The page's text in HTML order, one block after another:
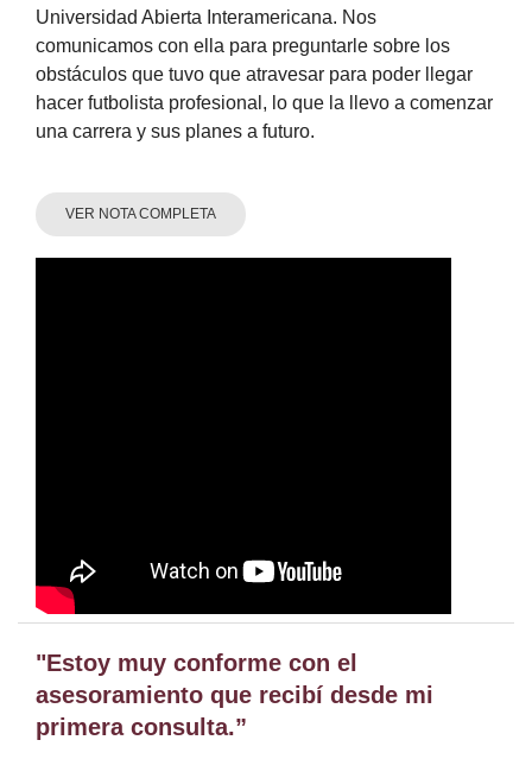
Universidad Abierta Interamericana. Nos
comunicamos con ella para preguntarle sobre los
obstáculos que tuvo que atravesar para poder llegar
hacer futbolista profesional, lo que la llevo a comenzar
una carrera y sus planes a futuro.
VER NOTA COMPLETA
"Estoy muy conforme con el
asesoramiento que recibí desde mi
primera consulta.”